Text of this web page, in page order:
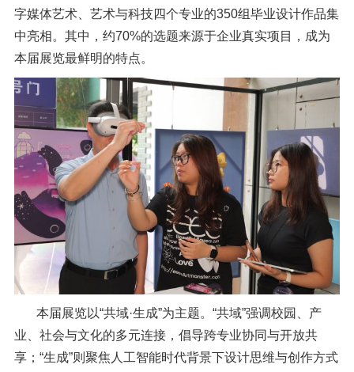
字媒体艺术、艺术与科技四个专业的350组毕业设计作品集
中亮相。其中，约70%的选题来源于企业真实项目，成为
本届展览最鲜明的特点。
本届展览以“共域·生成”为主题。“共域”强调校园、产
业、社会与文化的多元连接，倡导跨专业协同与开放共
享；“生成”则聚焦人工智能时代背景下设计思维与创作方式